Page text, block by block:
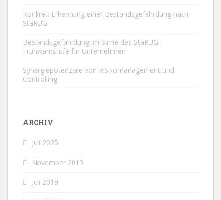
Konkret: Erkennung einer Bestandsgefährdung nach
StaRUG
Bestandsgefährdung im Sinne des StaRUG:
Frühwarnstufe für Unternehmen
Synergiepotenziale von Risikomanagement und
Controlling
ARCHIV
Juli 2025
November 2019
Juli 2019